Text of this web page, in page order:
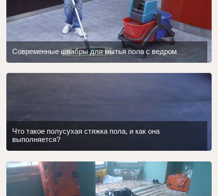
Современные швабры для мытья пола с ведром
Что такое полусухая стяжка пола, и как она
выполняется?